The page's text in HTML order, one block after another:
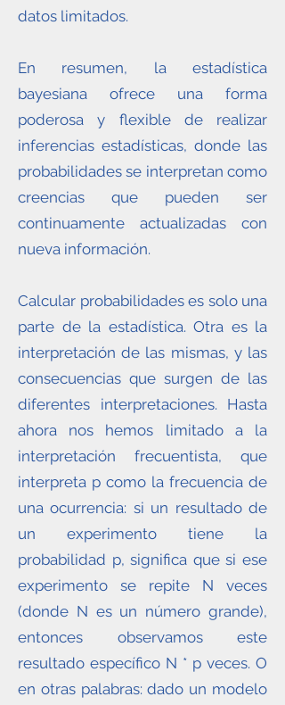
datos limitados.
En resumen, la estadística
bayesiana ofrece una forma
poderosa y flexible de realizar
inferencias estadísticas, donde las
probabilidades se interpretan como
creencias que pueden ser
continuamente actualizadas con
nueva información.
Calcular probabilidades es solo una
parte de la estadística. Otra es la
interpretación de las mismas, y las
consecuencias que surgen de las
diferentes interpretaciones. Hasta
ahora nos hemos limitado a la
interpretación frecuentista, que
interpreta p como la frecuencia de
una ocurrencia: si un resultado de
un experimento tiene la
probabilidad p, significa que si ese
experimento se repite N veces
(donde N es un número grande),
entonces observamos este
resultado específico N * p veces. O
en otras palabras: dado un modelo